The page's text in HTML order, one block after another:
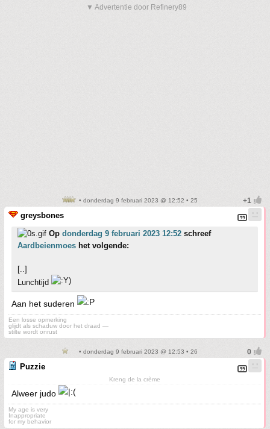
▼ Advertentie door Refinery89
• donderdag 9 februari 2023 @ 12:52 • 25
greysbones
Op donderdag 9 februari 2023 12:52 schreef
Aardbeienmoes het volgende:
[..]
Lunchtijd
Aan het suderen
Een losse opmerking
glijdt als schaduw door het draad —
stilte wordt onrust
• donderdag 9 februari 2023 @ 12:53 • 26
Puzzie
Kreng de la crème
Alweer judo
My age is very
Inappropriate
for my behavior